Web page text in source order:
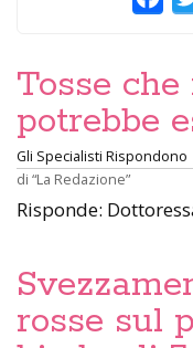
Tosse che
potrebbe
Gli Specialisti Rispondono
di “La Redazione”
Risponde:
rosse sul